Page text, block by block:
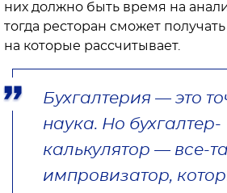
них должно быть время на
тогда ресторан сможет
на которые рассчитывает.
Бухгалтерия — это
наука. Но бухгалтер-
калькулятор — все-
импровизатор,